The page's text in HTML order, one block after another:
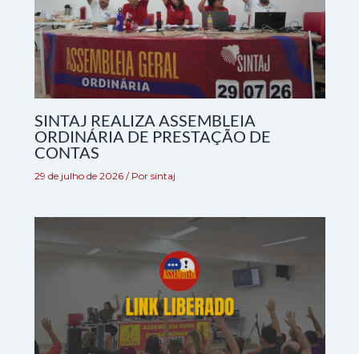
SINTAJ REALIZA ASSEMBLEIA
ORDINÁRIA DE PRESTAÇÃO DE
CONTAS
29 de julho de 2026 / Por sintaj